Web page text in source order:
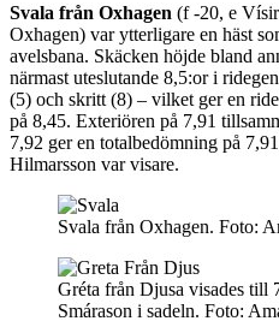
Svala från Oxhagen (f -20, e
Oxhagen) var ytterligare en häst
avelsbana. Skäcken höjde bland
närmast uteslutande 8,5:or i
(5) och skritt (8) – vilket ger en
på 8,45. Exteriören på 7,91
7,92 ger en totalbedömning på
Hilmarsson var visare.
Svala från Oxhagen. Foto:
Gréta från Djusa visades till
Smárason i sadeln. Foto: